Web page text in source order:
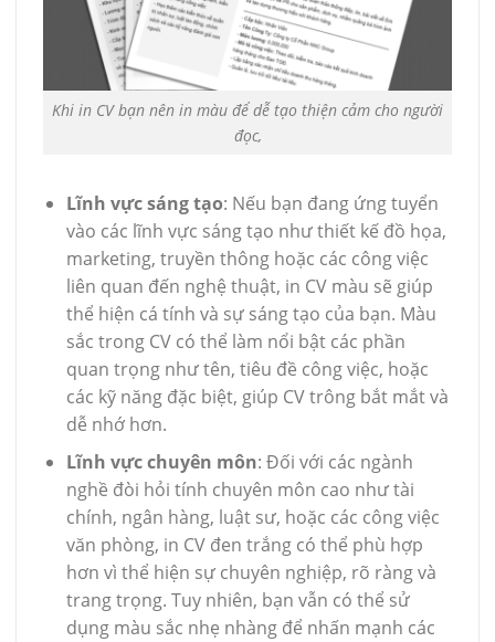
Khi in CV bạn nên in màu để dễ tạo thiện cảm cho người
đọc,
Lĩnh vực sáng tạo: Nếu bạn đang ứng tuyển
vào các lĩnh vực sáng tạo như thiết kế đồ họa,
marketing, truyền thông hoặc các công việc
liên quan đến nghệ thuật, in CV màu sẽ giúp
thể hiện cá tính và sự sáng tạo của bạn. Màu
sắc trong CV có thể làm nổi bật các phần
quan trọng như tên, tiêu đề công việc, hoặc
các kỹ năng đặc biệt, giúp CV trông bắt mắt và
dễ nhớ hơn.
Lĩnh vực chuyên môn: Đối với các ngành
nghề đòi hỏi tính chuyên môn cao như tài
chính, ngân hàng, luật sư, hoặc các công việc
văn phòng, in CV đen trắng có thể phù hợp
hơn vì thể hiện sự chuyên nghiệp, rõ ràng và
trang trọng. Tuy nhiên, bạn vẫn có thể sử
dụng màu sắc nhẹ nhàng để nhấn mạnh các